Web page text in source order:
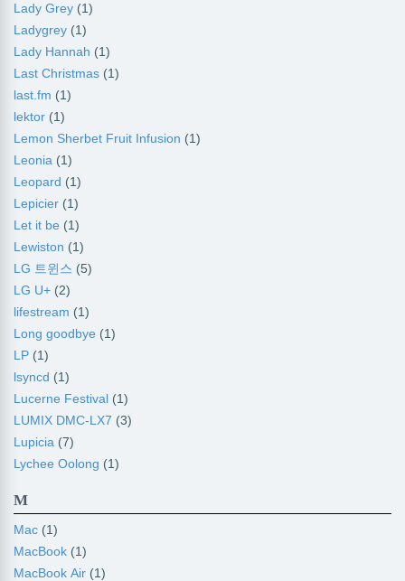
Lady Grey (1)
Ladygrey (1)
Lady Hannah (1)
Last Christmas (1)
last.fm (1)
lektor (1)
Lemon Sherbet Fruit Infusion (1)
Leonia (1)
Leopard (1)
Lepicier (1)
Let it be (1)
Lewiston (1)
LG 트윈스 (5)
LG U+ (2)
lifestream (1)
Long goodbye (1)
LP (1)
lsyncd (1)
Lucerne Festival (1)
LUMIX DMC-LX7 (3)
Lupicia (7)
Lychee Oolong (1)
M
Mac (1)
MacBook (1)
MacBook Air (1)